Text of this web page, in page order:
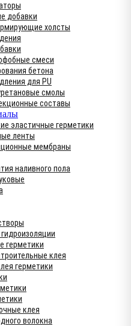
добавки
холсты
смеси
бетона
для PU
смолы
составы
эластичные герметики
ленты
мембраны
наливного пола
герметики
клея
герметики
клея
волокна